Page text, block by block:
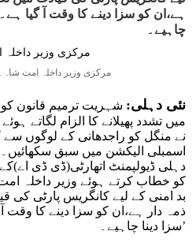
ہے،ان کو سزا دینے کا وقت آ گیا
چاہیے۔
مرکزی وزیر داخلہ امت
نئی دہلی: شہریت ترمیم قانون
میں تشدد پھیلانے کا الزام لگاتے
نے منگل کو راجدھانی کے لوگوں سے
اسمبلی الیکشن میں سبق سکھائیں۔
دہلی ڈیولپمنٹ اتھارٹی(ڈی ڈی
کو خطاب کرتے ہوئے وزیر داخلہ
بد امنی کے لیے کانگریس پارٹی کی
ذمہ دار ہے،ان کو سزا دینے کا
سزا دینا چاہیے۔’